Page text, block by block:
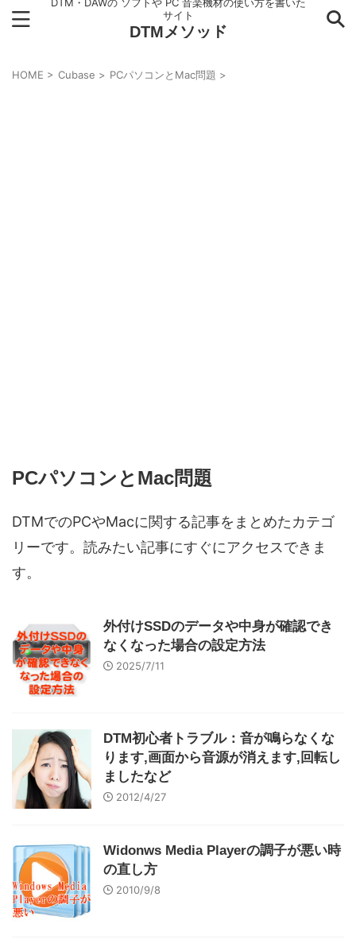
サイト
DTMメソッド
HOME > Cubase > PCパソコンとMac問題 >
PCパソコンとMac問題
DTMでのPCやMacに関する記事をまとめたカテゴ
リーです。読みたい記事にすぐにアクセスできま
す。
外付けSSDのデータや中身が確認でき
なくなった場合の設定方法
2025/7/11
DTM初心者トラブル：音が鳴らなくな
ります,画面から音源が消えます,回転し
ましたなど
2012/4/27
Widonws Media Playerの調子が悪い時
の直し方
2010/9/8